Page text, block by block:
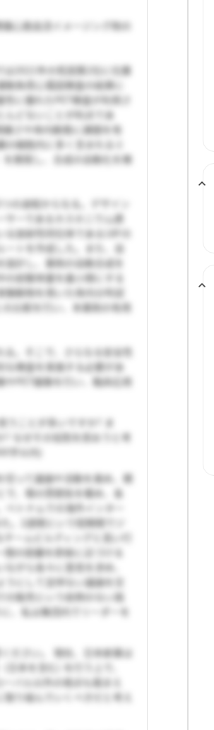
心筋血流イメージング剤の
2021年の死因第2位に位置
負荷心電図検査の結果に
に優れたPET検査が利用さ
んどないことが利点であ
さや体内動態に課題を有
細胞内に多く含まれるミ
を開発し、合成の自動化を検
の過程からなる。デザイン
サーであるホスホニウム誘
放射性同位体である18Fの
ートを作成した。また、自
計し、薬剤の自動合成を
前駆体量を最小限にする
験動物を用いた体内分布試
比較を行い、本薬剤の有用
る。そこで、さらなる安全性
な検査を実施する必要があ
PET撮像を行い、臨床応用
うことが多いですか? ま
? なぜその役割を担おうと考
字以内)
って議論や活動を進め、積
、場の雰囲気を暖め、各
トナムでの海外インター
。2週間という短期間でジ
ームビルディングと高い行
の距離を即座に近づける
がら各々に意見を求め、
にして忌憚ない議論を交
の販売という前例のない挑
、私は集団内でリーダーを
ださい。 現在、日本新薬は
日本を含む) を行う上で、
バル以外の視点も踏まえ
り組んでいくべきだと考え